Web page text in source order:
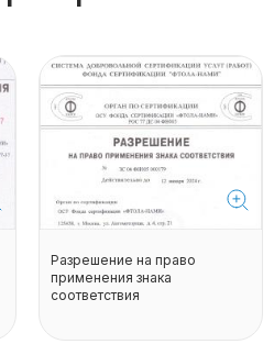
Разрешение на право
применения знака
соответствия